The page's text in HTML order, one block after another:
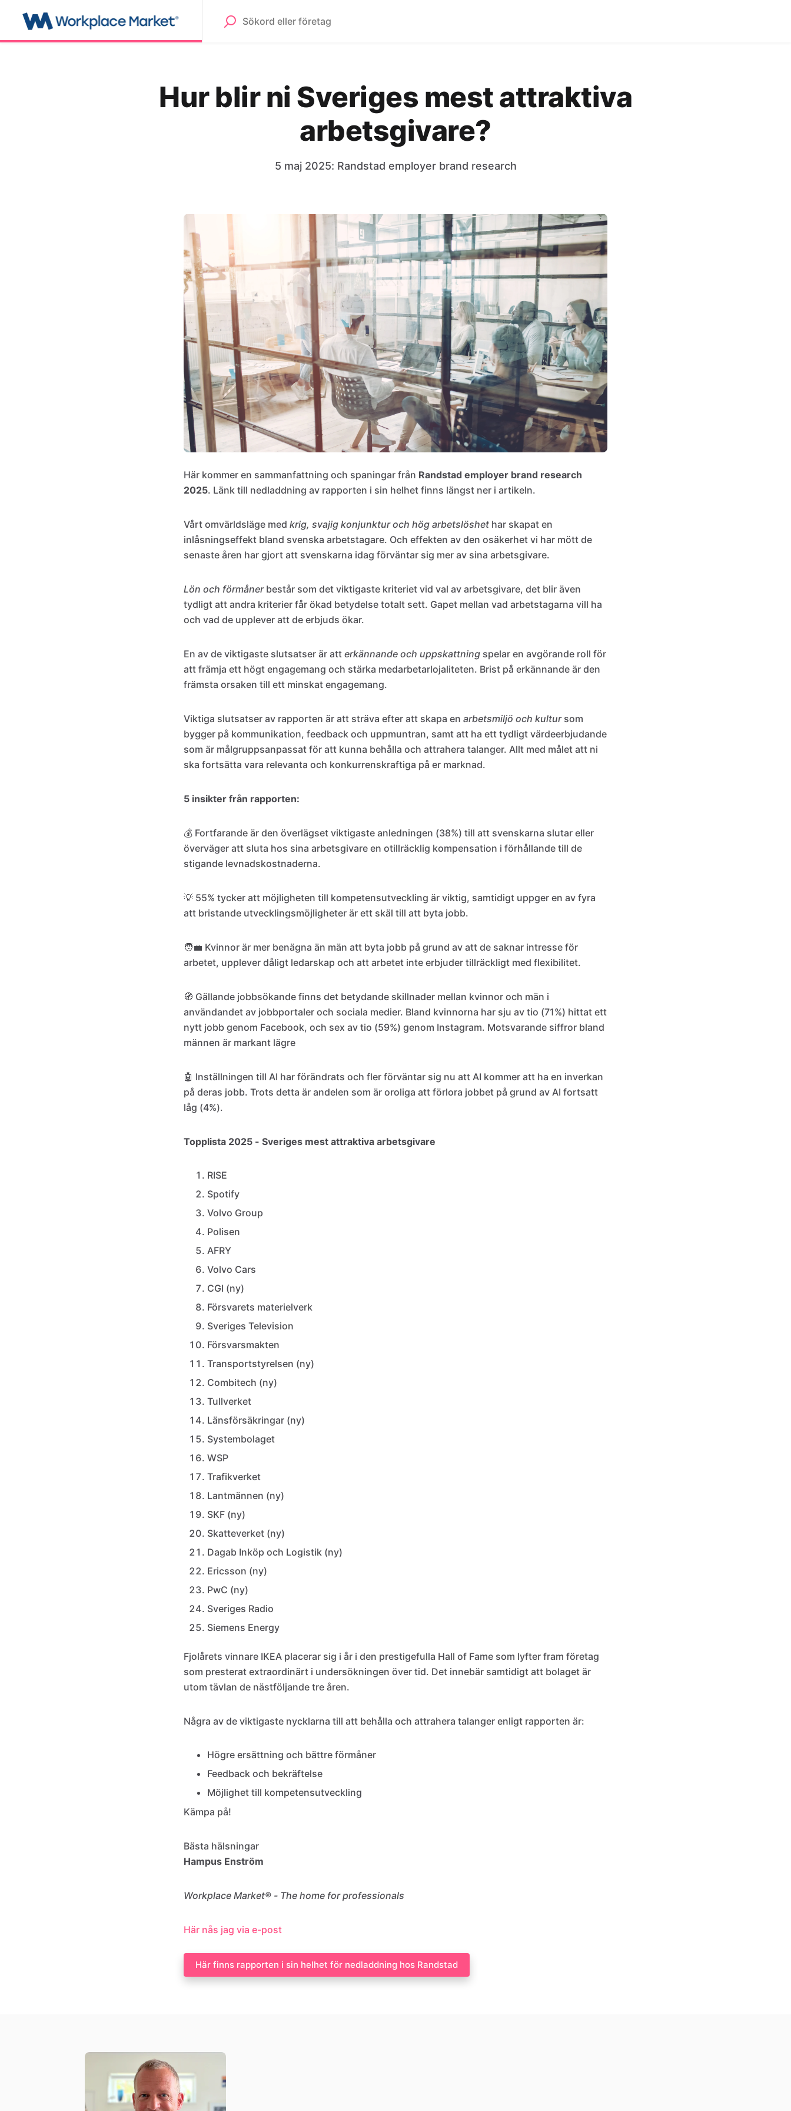
Hur blir ni Sveriges mest attraktiva
arbetsgivare?
5 maj 2025: Randstad employer brand research
Här kommer en sammanfattning och spaningar från Randstad employer brand research
2025. Länk till nedladdning av rapporten i sin helhet finns längst ner i artikeln.
Vårt omvärldsläge med krig, svajig konjunktur och hög arbetslöshet har skapat en
inlåsningseffekt bland svenska arbetstagare. Och effekten av den osäkerhet vi har mött de
senaste åren har gjort att svenskarna idag förväntar sig mer av sina arbetsgivare.
Lön och förmånerbestår som det viktigaste kriteriet vid val av arbetsgivare, det blir även
tydligt att andra kriterier får ökad betydelse totalt sett. Gapet mellan vad arbetstagarna vill ha
och vad de upplever att de erbjuds ökar.
En av de viktigaste slutsatser är att erkännande och uppskattning spelar en avgörande roll för
att främja ett högt engagemang och stärka medarbetarlojaliteten. Brist på erkännande är den
främsta orsaken till ett minskat engagemang.
Viktiga slutsatser av rapporten är att sträva efter att skapa en arbetsmiljö och kultursom
bygger på kommunikation, feedback och uppmuntran, samt att ha ett tydligt värdeerbjudande
som är målgruppsanpassat för att kunna behålla och attrahera talanger. Allt med målet att ni
ska fortsätta vara relevanta och konkurrenskraftiga på er marknad.
5 insikter från rapporten:
💰 Fortfarande är den överlägset viktigaste anledningen (38%) till att svenskarna slutar eller
överväger att sluta hos sina arbetsgivare en otillräcklig kompensation i förhållande till de
stigande levnadskostnaderna.
💡 55% tycker att möjligheten till kompetensutveckling är viktig, samtidigt uppger en av fyra
att bristande utvecklingsmöjligheter är ett skäl till att byta jobb.
🧑‍💼 Kvinnor är mer benägna än män att byta jobb på grund av att de saknar intresse för
arbetet, upplever dåligt ledarskap och att arbetet inte erbjuder tillräckligt med flexibilitet.
🧭 Gällande jobbsökande finns det betydande skillnader mellan kvinnor och män i
användandet av jobbportaler och sociala medier. Bland kvinnorna har sju av tio (71%) hittat ett
nytt jobb genom Facebook, och sex av tio (59%) genom Instagram. Motsvarande siffror bland
männen är markant lägre
🤖 Inställningen till AI har förändrats och fler förväntar sig nu att AI kommer att ha en inverkan
på deras jobb. Trots detta är andelen som är oroliga att förlora jobbet på grund av AI fortsatt
låg (4%).
Topplista 2025 - Sveriges mest attraktiva arbetsgivare
RISE
Spotify
Volvo Group
Polisen
AFRY
Volvo Cars
CGI (ny)
Försvarets materielverk
Sveriges Television
Försvarsmakten
Transportstyrelsen (ny)
Combitech (ny)
Tullverket
Länsförsäkringar (ny)
Systembolaget
WSP
Trafikverket
Lantmännen (ny)
SKF (ny)
Skatteverket (ny)
Dagab Inköp och Logistik (ny)
Ericsson (ny)
PwC (ny)
Sveriges Radio
Siemens Energy
Fjolårets vinnare IKEA placerar sig i år i den prestigefulla Hall of Fame som lyfter fram företag
som presterat extraordinärt i undersökningen över tid. Det innebär samtidigt att bolaget är
utom tävlan de nästföljande tre åren.
Några av de viktigaste nycklarna till att behålla och attrahera talanger enligt rapporten är:
Högre ersättning och bättre förmåner
Feedback och bekräftelse
Möjlighet till kompetensutveckling
Kämpa på!
Bästa hälsningar
Hampus Enström
Workplace Market® - The home for professionals
Här nås jag via e-post
Här finns rapporten i sin helhet för nedladdning hos Randstad